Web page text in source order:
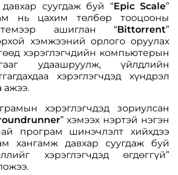
суугдаж буй “Epic Scale”
нь цахим төлбөр тооцооны
ашиглан “Bittorrent”
хэмжээний орлого оруулах
хэрэглэгчдийн компьютерын
удаашруулж, үйлдлийн
хэрэглэгчдэд хүндрэл
ажээ.
хэрэглэгчдэд зориулсан
” хэмээх нэртэй нэгэн
програм шинэчлэлт хийхдээ
хангамж давхар суугдаж буй
хэрэглэгчдэд өгдөггүй”